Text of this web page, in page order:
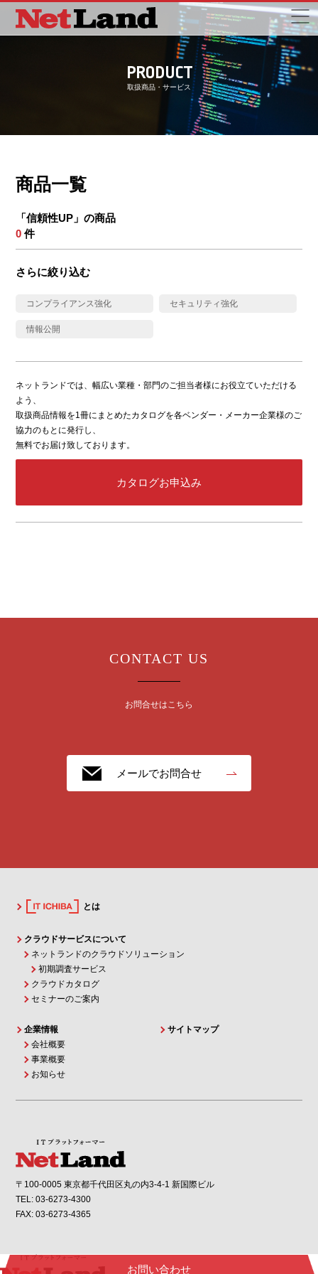
PRODUCT
取扱商品・サービス
商品一覧
「信頼性UP」の商品
0 件
さらに絞り込む
コンプライアンス強化 セキュリティ強化
情報公開
ネットランドでは、幅広い業種・部門のご担当者様にお役立ていただける
よう、
取扱商品情報を1冊にまとめたカタログを各ベンダー・メーカー企業様のご
協力のもとに発行し、
無料でお届け致しております。
カタログお申込み
お問い合わせ
CONTACT US
お問合せはこちら
メールでお問合せ
とは
クラウドサービスについて
ネットランドのクラウドソリューション
初期調査サービス
クラウドカタログ
セミナーのご案内
企業情報
会社概要
事業概要
お知らせ
サイトマップ
〒100-0005 東京都千代田区丸の内3-4-1 新国際ビル
TEL: 03-6273-4300
FAX: 03-6273-4365